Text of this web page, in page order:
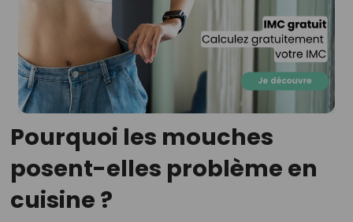
Pourquoi les mouches
posent-elles problème en
cuisine ?